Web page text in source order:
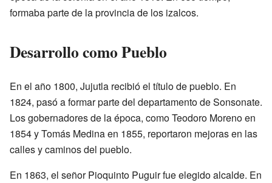
formaba parte de la provincia de los izalcos.
Desarrollo como Pueblo
En el año 1800, Jujutla recibió el título de pueblo. En
1824, pasó a formar parte del departamento de Sonsonate.
Los gobernadores de la época, como Teodoro Moreno en
1854 y Tomás Medina en 1855, reportaron mejoras en las
calles y caminos del pueblo.
En 1863, el señor Pioquinto Puguir fue elegido alcalde. En